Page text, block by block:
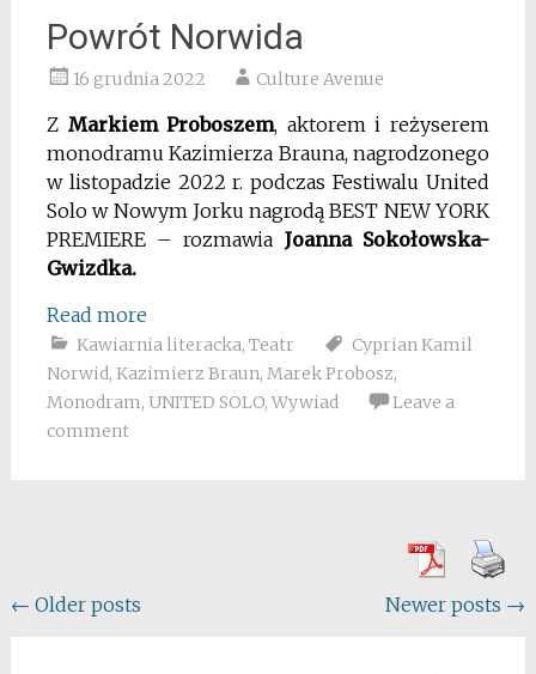
Powrót Norwida
16 grudnia 2022 Culture Avenue
Z Markiem Proboszem, aktorem i reżyserem
monodramu Kazimierza Brauna, nagrodzonego
w listopadzie 2022 r. podczas Festiwalu United
Solo w Nowym Jorku nagrodą BEST NEW YORK
PREMIERE – rozmawia Joanna Sokołowska-
Gwizdka.
Read more
Kawiarnia literacka, Teatr
Cyprian Kamil
Norwid, Kazimierz Braun, Marek Probosz,
Monodram, UNITED SOLO, Wywiad
Leave a
comment
Posts
← Older posts Newer posts →